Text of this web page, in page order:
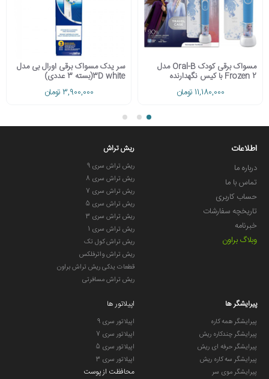
مسواک برقی کودک Oral-B مدل
Frozen 2 با کیس نگهدارنده
11,180,000 تومان
سر یدک مسواک برقی اورال بی مدل
3D white(بسته 3 عددی)
3,900,000 تومان
اطلاعات
درباره ما
تماس با ما
حساب کاربری
تاریخچه سفارشات
خبرنامه
وبلاگ براون
ریش تراش
ریش تراش سری 9
ریش تراش سری 8
ریش تراش سری 7
ریش تراش سری 5
ریش تراش سری 3
ریش تراش سری 1
ریش تراش کول تک
ریش تراش واترفلکس
قطعات یدکی ریش تراش براون
ریش تراش مسافرتی
پیرایشگر ها
پیرایشگر همه کاره
پیرایشگر چندکاره ریش
پیرایشگر حرفه ای ریش
پیرایشگر سه کاره ریش
پیرایشگر موی سر
اپیلاتور ها
اپیلاتور سری 9
اپیلاتور سری 7
اپیلاتور سری 5
اپیلاتور سری 3
محافظت از پوست